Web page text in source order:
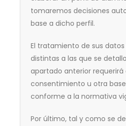
tomaremos decisiones
base a dicho perfil.
El tratamiento de sus
distintas a las que se
apartado anterior requerirá
consentimiento u otra
conforme a la normativa
Por último, tal y como se